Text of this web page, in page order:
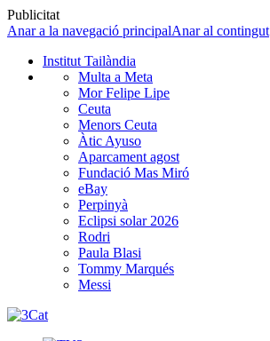
Publicitat
Anar a la navegació principalAnar al contingut
Institut Tailàndia
Multa a Meta
Mor Felipe Lipe
Ceuta
Menors Ceuta
Àtic Ayuso
Aparcament agost
Fundació Mas Miró
eBay
Perpinyà
Eclipsi solar 2026
Rodri
Paula Blasi
Tommy Marqués
Messi